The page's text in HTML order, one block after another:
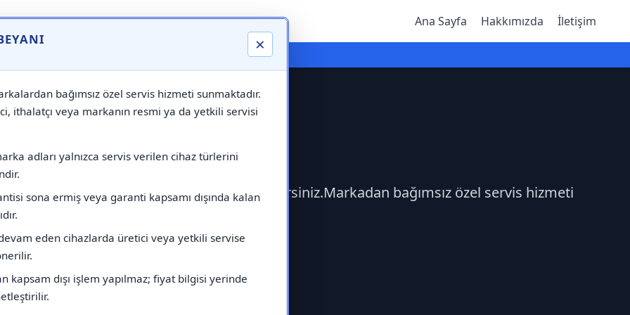
×
bağımsız özel servis hizmeti sunmaktadır.
ithalatçı veya markanın resmi ya da yetkili servisi
adları yalnızca servis verilen cihaz türlerini
sona ermiş veya garanti kapsamı dışında kalan
eden cihazlarda üretici veya yetkili servise
kapsam dışı işlem yapılmaz; fiyat bilgisi yerinde
Ana Sayfa Hakkımızda İletişim
⚠️ Markadan Bağımsız "Özel Servis" Hizmeti
Servisi
geçerek Westinghouse Servisi çağırabilirsiniz.Markadan bağımsız özel servis hizmeti